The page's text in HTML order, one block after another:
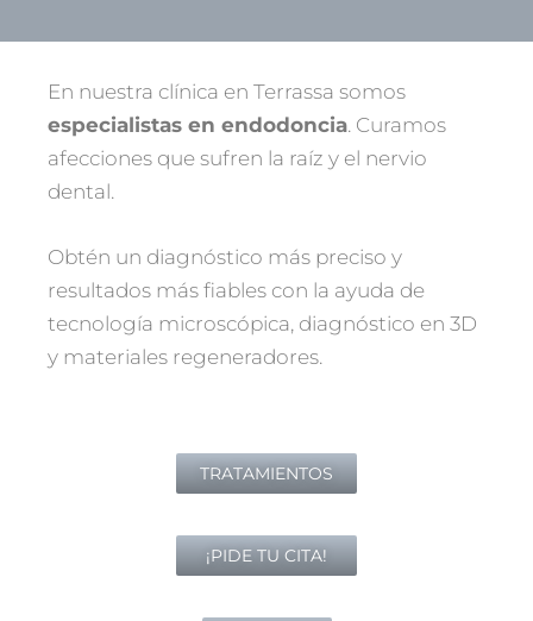
En nuestra clínica en Terrassa somos
especialistas en endodoncia. Curamos
afecciones que sufren la raíz y el nervio
dental.
Obtén un diagnóstico más preciso y
resultados más fiables con la ayuda de
tecnología microscópica, diagnóstico en 3D
y materiales regeneradores.
TRATAMIENTOS
¡PIDE TU CITA!